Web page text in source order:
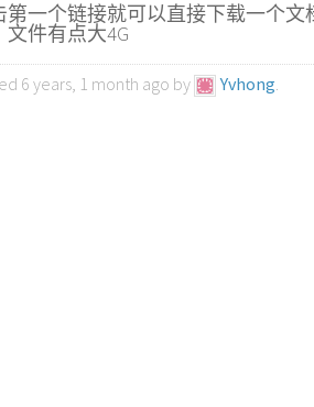
第一个链接就可以直接下载一个
件有点大4G
6 years, 1 month ago by Yvhong.